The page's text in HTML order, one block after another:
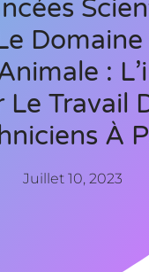
Domaine
:
Le Travail
À
Juillet 10, 2023